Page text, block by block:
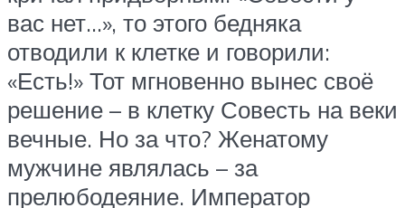
вас нет…», то этого бедняка
отводили к клетке и говорили:
«Есть!» Тот мгновенно вынес своё
решение – в клетку Совесть на веки
вечные. Но за что? Женатому
мужчине являлась – за
прелюбодеяние. Император